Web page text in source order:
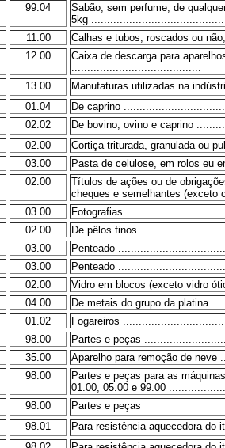
99.04
Sabão, sem perfume, de
5kg
11.00
Calhas e tubos, roscados ou
12.00
Caixa de descarga para
13.00
Manufaturas utilizadas na
01.04
De caprino
02.02
De bovino, ovino e caprino
02.00
Cortiça triturada, granulada ou
03.00
Pasta de celulose, em rolos eu
02.00
Títulos de ações ou de
cheques e semelhantes (exceto
03.00
Fotografias
02.00
De pêlos finos
03.00
Penteado
03.00
Penteado
02.00
Vidro em blocos (exceto vidro
04.00
De metais do grupo da platina
01.02
Fogareiros
98.00
Partes e peças
35.00
Aparelho para remoção de
98.00
Partes e peças para as
01.00, 05.00 e 99.00
98.00
Partes e peças
98.01
Para resistência aquecedora do